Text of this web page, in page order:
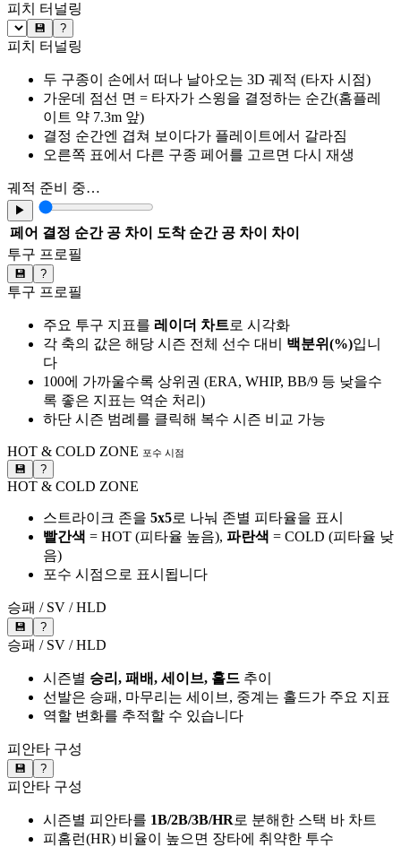
피치 터널링
💾 ?
피치 터널링
두 구종이 손에서 떠나 날아오는 3D 궤적 (타자 시점)
가운데 점선 면 = 타자가 스윙을 결정하는 순간(홈플레
이트 약 7.3m 앞)
결정 순간엔 겹쳐 보이다가 플레이트에서 갈라짐
오른쪽 표에서 다른 구종 페어를 고르면 다시 재생
궤적 준비 중…
▶
페어 결정 순간 공 차이 도착 순간 공 차이
차이
투구 프로필
💾 ?
투구 프로필
주요 투구 지표를 레이더 차트로 시각화
각 축의 값은 해당 시즌 전체 선수 대비 백분위(%)입니
다
100에 가까울수록 상위권 (ERA, WHIP, BB/9 등 낮을수
록 좋은 지표는 역순 처리)
하단 시즌 범례를 클릭해 복수 시즌 비교 가능
HOT & COLD ZONE 포수 시점
💾 ?
HOT & COLD ZONE
스트라이크 존을 5x5로 나눠 존별 피타율을 표시
빨간색 = HOT (피타율 높음), 파란색 = COLD (피타율 낮
음)
포수 시점으로 표시됩니다
승패 / SV / HLD
💾 ?
승패 / SV / HLD
시즌별 승리, 패배, 세이브, 홀드 추이
선발은 승패, 마무리는 세이브, 중계는 홀드가 주요 지표
역할 변화를 추적할 수 있습니다
피안타 구성
💾 ?
피안타 구성
시즌별 피안타를 1B/2B/3B/HR로 분해한 스택 바 차트
피홈런(HR) 비율이 높으면 장타에 취약한 투수